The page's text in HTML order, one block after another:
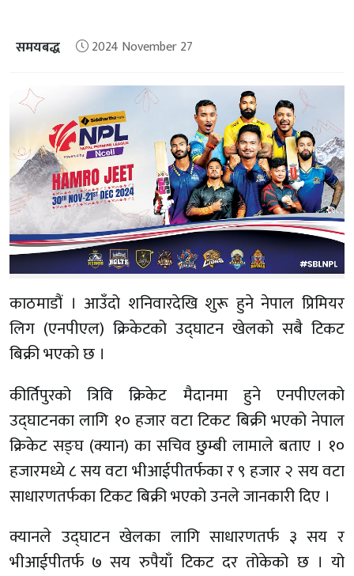
समयबद्ध 2024 November 27
काठमाडौं । आउँदो शनिवारदेखि शुरू हुने नेपाल प्रिमियर
लिग (एनपीएल) क्रिकेटको उद्घाटन खेलको सबै टिकट
बिक्री भएको छ ।
कीर्तिपुरको त्रिवि क्रिकेट मैदानमा हुने एनपीएलको
उद्घाटनका लागि १० हजार वटा टिकट बिक्री भएको नेपाल
क्रिकेट सङ्घ (क्यान) का सचिव छुम्बी लामाले बताए । १०
हजारमध्ये ८ सय वटा भीआईपीतर्फका र ९ हजार २ सय वटा
साधारणतर्फका टिकट बिक्री भएको उनले जानकारी दिए ।
क्यानले उद्घाटन खेलका लागि साधारणतर्फ ३ सय र
भीआईपीतर्फ ७ सय रुपैयाँ टिकट दर तोकेको छ । यो